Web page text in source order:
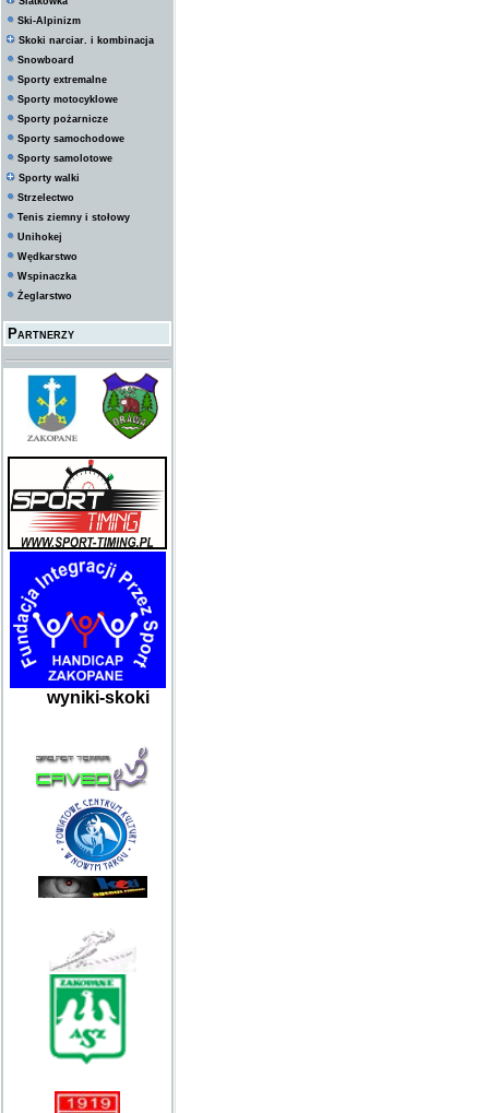
Ski-Alpinizm
Skoki narciar. i kombinacja
Snowboard
Sporty extremalne
Sporty motocyklowe
Sporty pożarnicze
Sporty samochodowe
Sporty samolotowe
Sporty walki
Strzelectwo
Tenis ziemny i stołowy
Unihokej
Wędkarstwo
Wspinaczka
Żeglarstwo
Partnerzy
wyniki-skoki